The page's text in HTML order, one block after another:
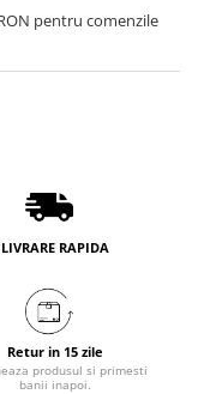
pentru comenzile
LIVRARE RAPIDA
Retur in 15 zile
produsul si primesti
banii inapoi.